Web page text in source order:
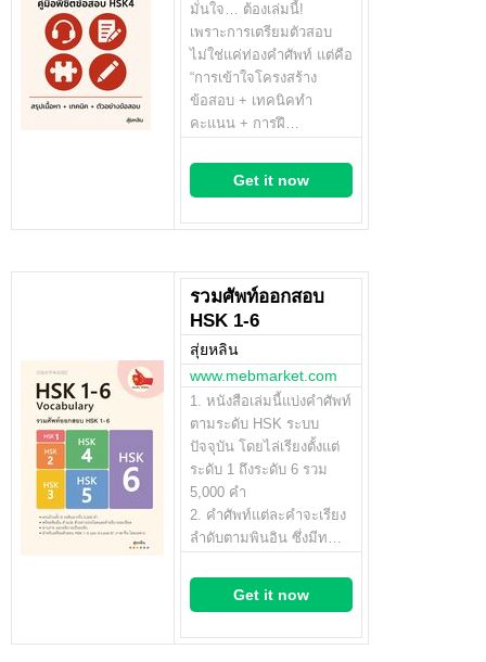
มั่นใจ… ต้องเล่มนี้!
เพราะการเตรียมตัวสอบ
ไม่ใช่แค่ท่องคำศัพท์ แต่คือ
“การเข้าใจโครงสร้าง
ข้อสอบ + เทคนิคทำ
คะแนน + การฝึ…
Get it now
รวมศัพท์ออกสอบ
HSK 1-6
สุ่ยหลิน
www.mebmarket.com
1. หนังสือเล่มนี้แบ่งคำศัพท์
ตามระดับ HSK ระบบ
ปัจจุบัน โดยไล่เรียงตั้งแต่
ระดับ 1 ถึงระดับ 6 รวม
5,000 คำ
2. คำศัพท์แต่ละคำจะเรียง
ลำดับตามพินอิน ซึ่งมีท…
Get it now